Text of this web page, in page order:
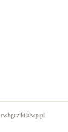
rwbguziki@wp.pl